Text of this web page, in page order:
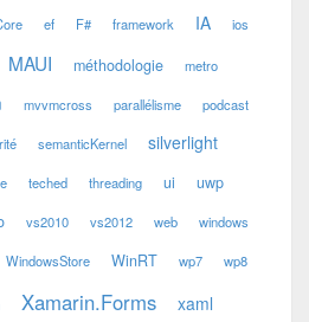
ef F# framework IA ios
MAUI méthodologie metro
mvvmcross parallélisme podcast
semanticKernel silverlight
teched threading ui uwp
vs2010 vs2012 web windows
WindowsStore WinRT wp7 wp8
Xamarin.Forms xaml